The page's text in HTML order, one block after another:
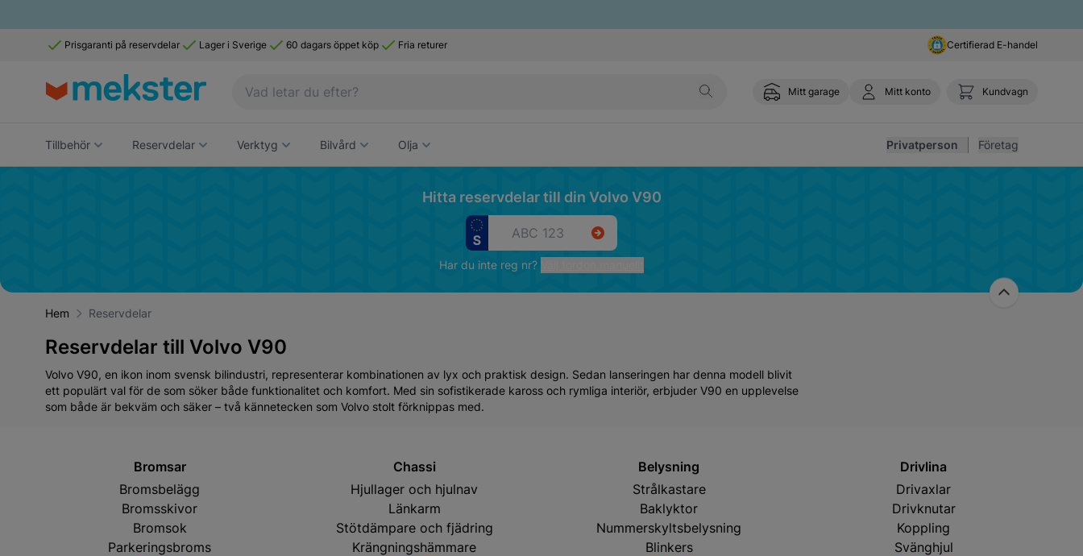
Prisgaranti på reservdelar Lager i Sverige 60 dagars öppet köp Fria returer Certifierad E-handel
Mitt garage Mitt konto Kundvagn
Tillbehör Reservdelar Verktyg Bilvård Olja Privatperson Företag
Hitta reservdelar till din Volvo V90
Har du inte reg nr?
Hem Reservdelar
Reservdelar till Volvo V90
Volvo V90, en ikon inom svensk bilindustri, representerar kombinationen av lyx och praktisk design. Sedan lanseringen har denna modell blivit
ett populärt val för de som söker både funktionalitet och komfort. Med sin sofistikerade kaross och rymliga interiör, erbjuder V90 en upplevelse
som både är bekväm och säker – två kännetecken som Volvo stolt förknippas med.
Bromsar
Bromsbelägg
Bromsskivor
Bromsok
Parkeringsbroms
Chassi
Hjullager och hjulnav
Länkarm
Stötdämpare och fjädring
Krängningshämmare
Belysning
Strålkastare
Baklyktor
Nummerskyltsbelysning
Blinkers
Drivlina
Drivaxlar
Drivknutar
Koppling
Svänghjul